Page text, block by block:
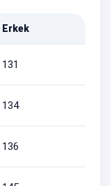
Erkek
131
134
136